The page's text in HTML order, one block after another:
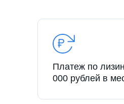
Платеж по
000 рублей в